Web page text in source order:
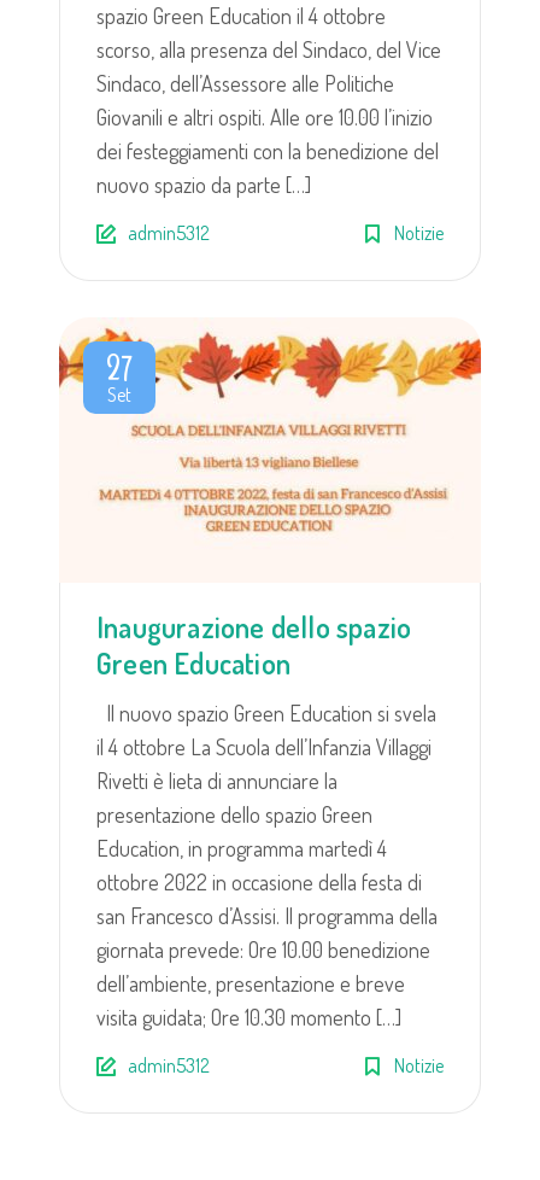
spazio Green Education il 4 ottobre
scorso, alla presenza del Sindaco, del Vice
Sindaco, dell’Assessore alle Politiche
Giovanili e altri ospiti. Alle ore 10.00 l’inizio
dei festeggiamenti con la benedizione del
nuovo spazio da parte […]
admin5312 Notizie
27
Set
Inaugurazione dello spazio
Green Education
Il nuovo spazio Green Education si svela
il 4 ottobre La Scuola dell’Infanzia Villaggi
Rivetti è lieta di annunciare la
presentazione dello spazio Green
Education, in programma martedì 4
ottobre 2022 in occasione della festa di
san Francesco d’Assisi. Il programma della
giornata prevede: Ore 10.00 benedizione
dell’ambiente, presentazione e breve
visita guidata; Ore 10.30 momento […]
admin5312 Notizie